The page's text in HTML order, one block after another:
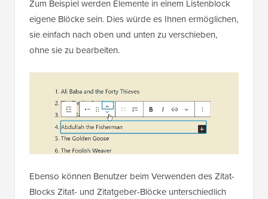
Zum Beispiel werden Elemente in einem Listenblock
eigene Blöcke sein. Dies würde es Ihnen ermöglichen,
sie einfach nach oben und unten zu verschieben,
ohne sie zu bearbeiten.
Ebenso können Benutzer beim Verwenden des Zitat-
Blocks Zitat- und Zitatgeber-Blöcke unterschiedlich